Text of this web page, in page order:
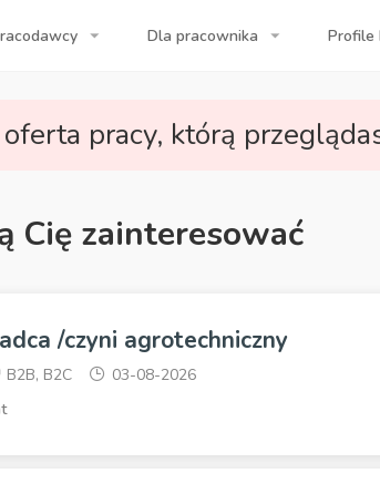
firmy! Dla pracownika Profile
pracy, którą
Cię zainteresować
/czyni agrotechniczny
B2B, B2C
03-08-2026